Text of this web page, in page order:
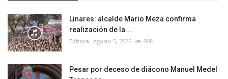
Linares: alcalde Mario Meza confirma
realización de la...
Editora Agosto 5, 2026 908
Pesar por deceso de diácono Manuel Medel